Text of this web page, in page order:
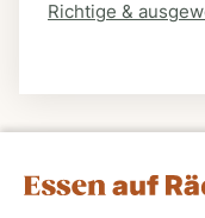
Richtige &